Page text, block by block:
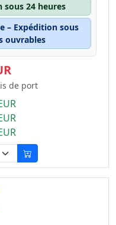
sous 24 heures
– Expédition sous
ouvrables
de port